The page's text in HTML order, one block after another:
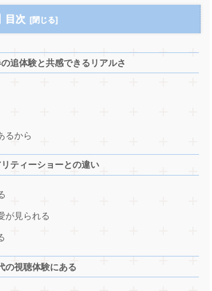
目次
追体験と共感できるリアルさ
るから
ティーショーとの違い
が見られる
の視聴体験にある